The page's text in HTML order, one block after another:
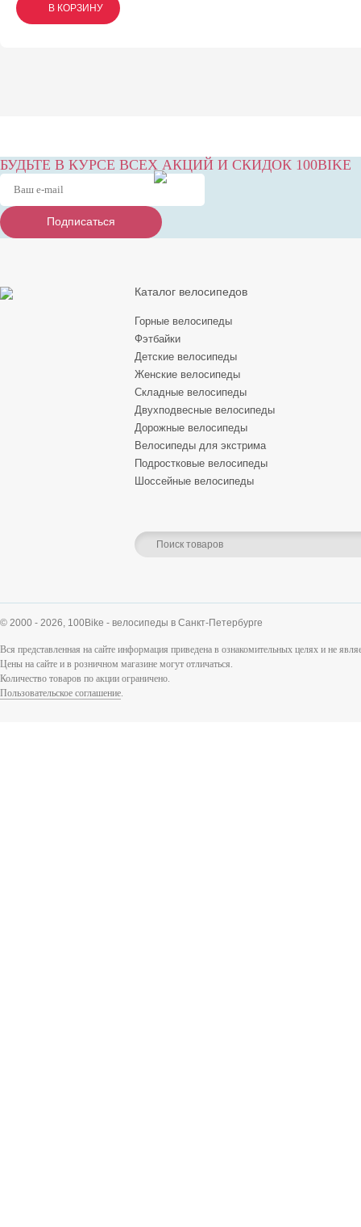
В КОРЗИНУ
В КОРЗИНУ
В КОРЗИНУ
БУДЬТЕ В КУРСЕ ВСЕХ АКЦИЙ И СКИДОК 100BIKE
Подписаться
Подписаться
Подписаться
Каталог велосипедов
Горные велосипеды
Фэтбайки
Детские велосипеды
Женские велосипеды
Складные велосипеды
Двухподвесные велосипеды
Дорожные велосипеды
Велосипеды для экстрима
Подростковые велосипеды
Шоссейные велосипеды
© 2000 - 2026, 100Bike - велосипеды в Санкт-Петербурге
Вся представленная на сайте информация приведена в ознакомительных целях и не
Цены на сайте и в розничном магазине могут отличаться.
Количество товаров по акции ограничено.
Пользовательское соглашение.